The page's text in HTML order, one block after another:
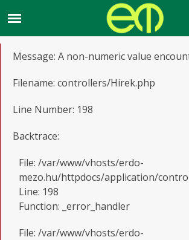
A PHP Error was encountered
Message: A non-numeric value
Filename: controllers/Hirek.php
Line Number: 198
Backtrace:
File: /var/www/vhosts/erdo-
mezo.hu/httpdocs/application/
Line: 198
Function: _error_handler
File: /var/www/vhosts/erdo-